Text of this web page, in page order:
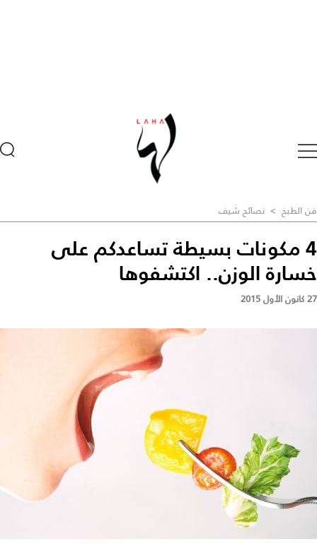
فن الطبخ > نصائح شيف
4 مكونات بسيطة تساعدكم على
خسارة الوزن.. اكتشفوها
27 كانون الأول 2015